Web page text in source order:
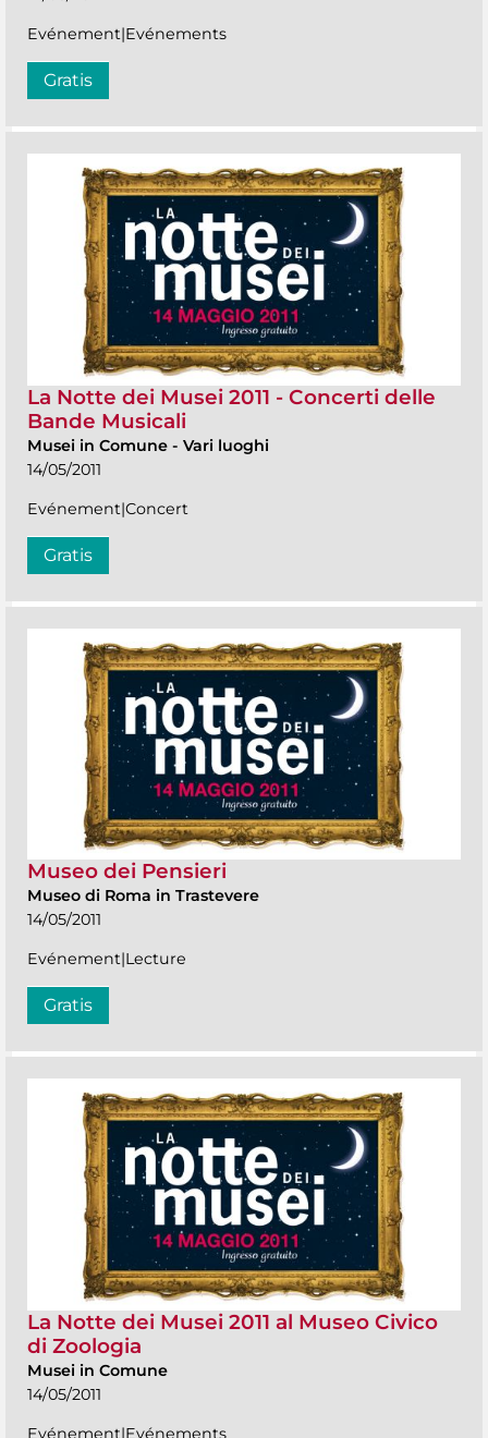
Evénement|Evénements
Gratis
La Notte dei Musei 2011 - Concerti delle
Bande Musicali
Musei in Comune - Vari luoghi
14/05/2011
Evénement|Concert
Gratis
Museo dei Pensieri
Museo di Roma in Trastevere
14/05/2011
Evénement|Lecture
Gratis
La Notte dei Musei 2011 al Museo Civico
di Zoologia
Musei in Comune
14/05/2011
Evénement|Evénements